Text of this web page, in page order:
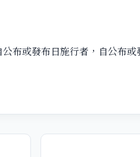
布或發布日施行者，自公布